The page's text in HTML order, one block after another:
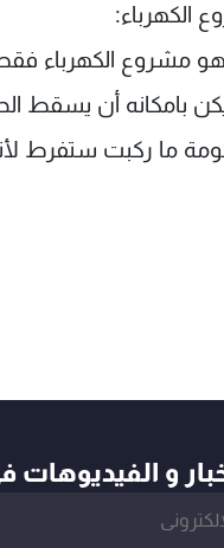
الكهرباء:
هو مشروع الكهرباء
بامكانه أن يسقط
ما ركبت ستفرط
و الفيديوهات